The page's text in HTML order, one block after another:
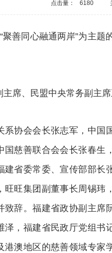
点击量： 6180
同心融通两岸”为主题的
、民盟中央常务副主席
会会长张志军，中国
国慈善联合会会长张春生
建省委常委、宣传部部长
旺旺集团副董事长周锡玮
致辞。福建省政协副主席
泽，福建省民政厅党组书
港澳地区的慈善领域专家